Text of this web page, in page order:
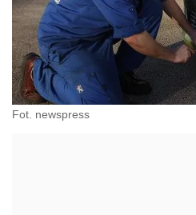
Fot. newspress